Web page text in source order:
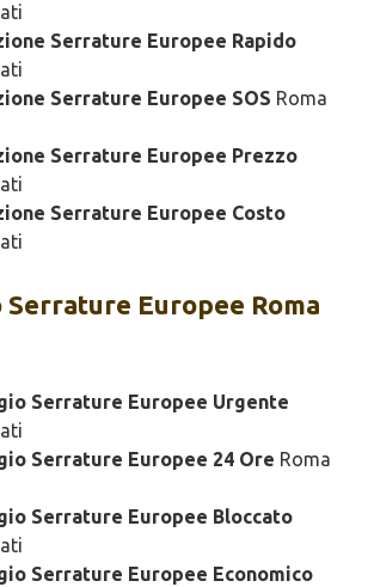
Serrature Europee Rapido
Serrature Europee SOS Roma
Serrature Europee Prezzo
Serrature Europee Costo
Serrature Europee Roma
Serrature Europee Urgente
Serrature Europee 24 Ore Roma
Serrature Europee Bloccato
Serrature Europee Economico